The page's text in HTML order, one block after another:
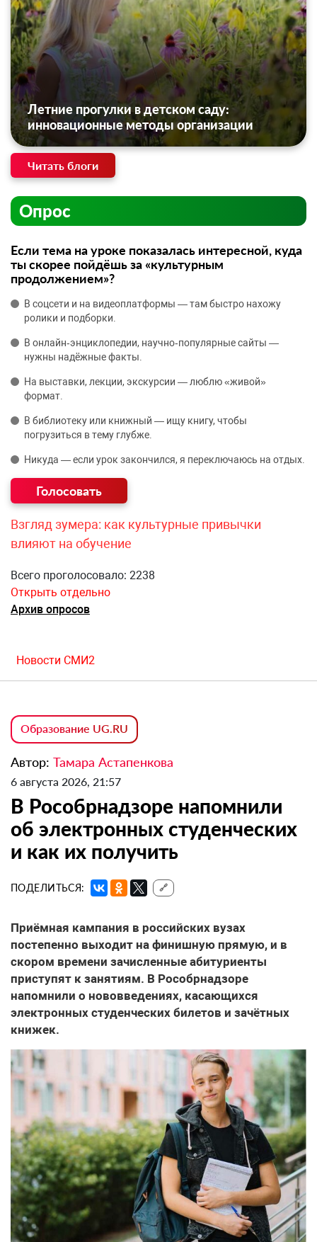
Летние прогулки в детском саду:
инновационные методы организации
Читать блоги
Опрос
Если тема на уроке показалась интересной, куда
ты скорее пойдёшь за «культурным
продолжением»?
В соцсети и на видеоплатформы — там быстро нахожу
ролики и подборки.
В онлайн‑энциклопедии, научно‑популярные сайты —
нужны надёжные факты.
На выставки, лекции, экскурсии — люблю «живой»
формат.
В библиотеку или книжный — ищу книгу, чтобы
погрузиться в тему глубже.
Никуда — если урок закончился, я переключаюсь на отдых.
Взгляд зумера: как культурные привычки
влияют на обучение
Всего проголосовало: 2238
Открыть отдельно
Архив опросов
Новости СМИ2
Образование UG.RU
Автор: Тамара Астапенкова
6 августа 2026, 21:57
В Рособрнадзоре напомнили
об электронных студенческих
и как их получить
ПОДЕЛИТЬСЯ: 🔗
Приёмная кампания в российских вузах
постепенно выходит на финишную прямую, и в
скором времени зачисленные абитуриенты
приступят к занятиям. В Рособрнадзоре
напомнили о нововведениях, касающихся
электронных студенческих билетов и зачётных
книжек.